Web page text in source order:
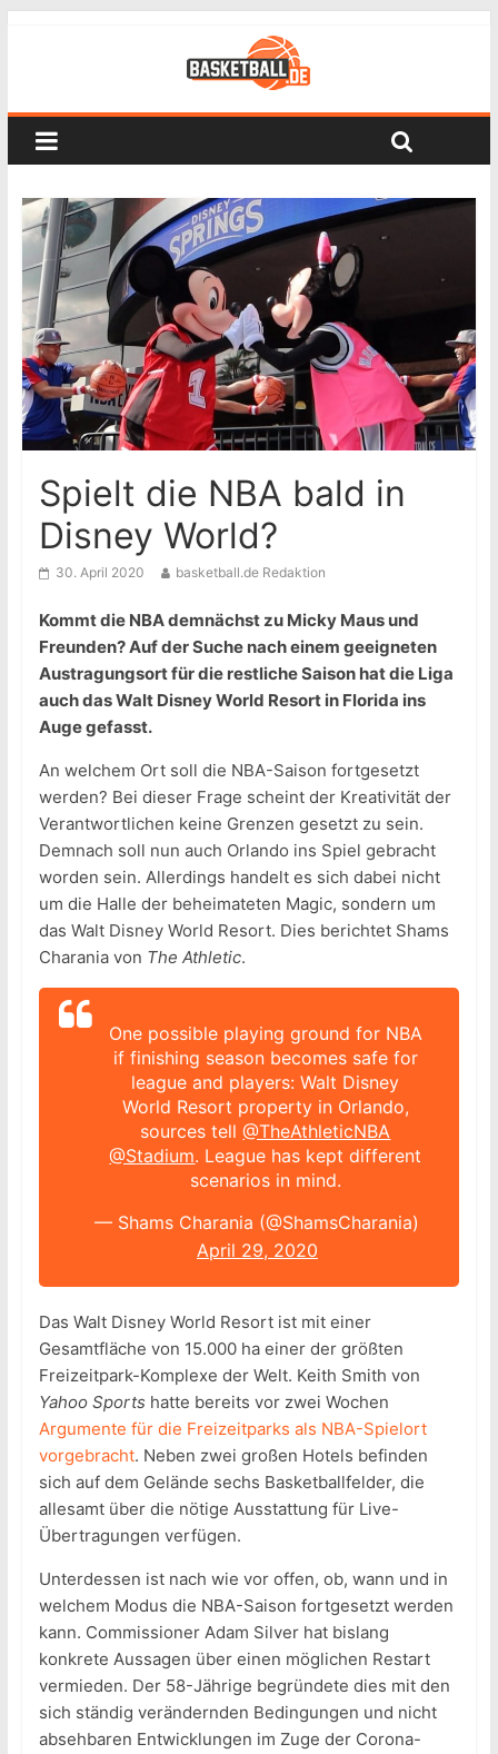
Spielt die NBA bald in
Disney World?
30. April 2020 basketball.de Redaktion
Kommt die NBA demnächst zu Micky Maus und
Freunden? Auf der Suche nach einem geeigneten
Austragungsort für die restliche Saison hat die Liga
auch das Walt Disney World Resort in Florida ins
Auge gefasst.
An welchem Ort soll die NBA-Saison fortgesetzt
werden? Bei dieser Frage scheint der Kreativität der
Verantwortlichen keine Grenzen gesetzt zu sein.
Demnach soll nun auch Orlando ins Spiel gebracht
worden sein. Allerdings handelt es sich dabei nicht
um die Halle der beheimateten Magic, sondern um
das Walt Disney World Resort. Dies berichtet Shams
Charania von The Athletic.
One possible playing ground for NBA
if finishing season becomes safe for
league and players: Walt Disney
World Resort property in Orlando,
sources tell@TheAthleticNBA
@Stadium. League has kept different
scenarios in mind.
— Shams Charania (@ShamsCharania)
April 29, 2020
Das Walt Disney World Resort ist mit einer
Gesamtfläche von 15.000 ha einer der größten
Freizeitpark-Komplexe der Welt. Keith Smith von
Yahoo Sports hatte bereits vor zwei Wochen
Argumente für die Freizeitparks als NBA-Spielort
vorgebracht. Neben zwei großen Hotels befinden
sich auf dem Gelände sechs Basketballfelder, die
allesamt über die nötige Ausstattung für Live-
Übertragungen verfügen.
Unterdessen ist nach wie vor offen, ob, wann und in
welchem Modus die NBA-Saison fortgesetzt werden
kann. Commissioner Adam Silver hat bislang
konkrete Aussagen über einen möglichen Restart
vermieden. Der 58-Jährige begründete dies mit den
sich ständig verändernden Bedingungen und nicht
absehbaren Entwicklungen im Zuge der Corona-